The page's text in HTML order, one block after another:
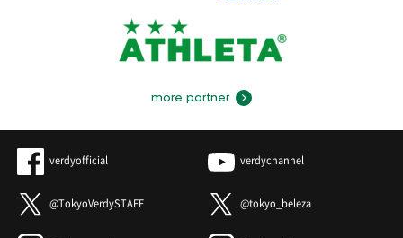
more partner
verdyofficial verdychannel
@TokyoVerdySTAFF @tokyo_beleza